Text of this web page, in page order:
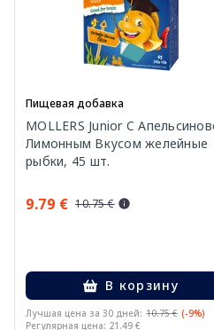
Пищевая добавка
MOLLERS Junior C
Лимонным Вкусом желейные
рыбки, 45 шт.
9.79 € 10.75 €
В корзину
Лучшая цена за 30 дней: 10.75 € (-9%)
Регулярная цена: 21.49 €